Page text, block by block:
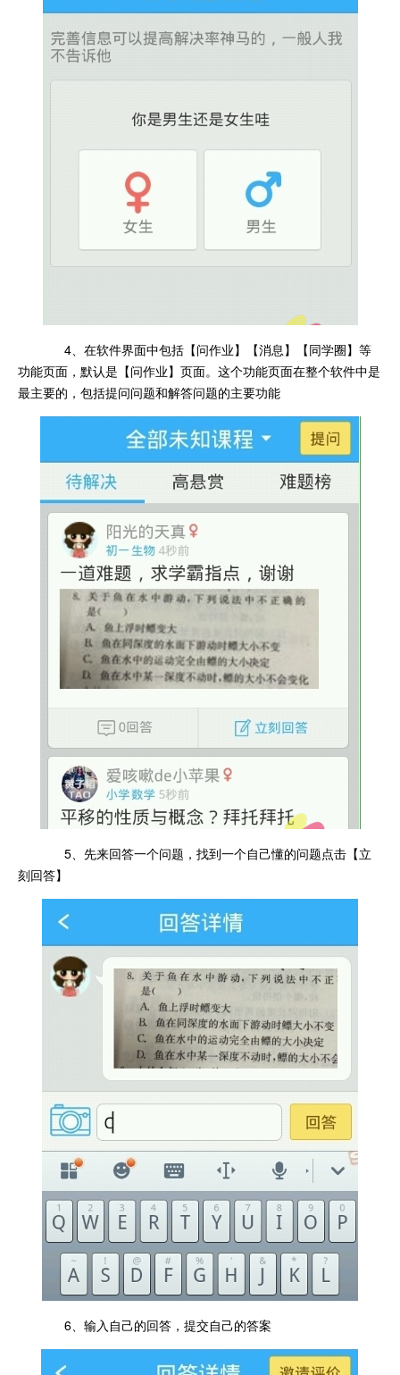
4、在软件界面中包括【问作业】【消息】【同学圈】等
功能页面，默认是【问作业】页面。这个功能页面在整个软件中是
最主要的，包括提问问题和解答问题的主要功能
5、先来回答一个问题，找到一个自己懂的问题点击【立
刻回答】
6、输入自己的回答，提交自己的答案